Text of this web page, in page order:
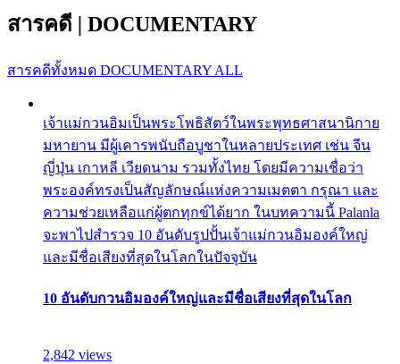
สารคดี | DOCUMENTARY
สารคดีทั้งหมด DOCUMENTARY ALL
เจ้าแม่กวนอิมเป็นพระโพธิสัตว์ในพระพุทธศาสนานิกาย
มหายาน มีผู้เคารพนับถือบูชาในหลายประเทศ เช่น จีน
ญี่ปุ่น เกาหลี เวียดนาม รวมทั้งไทย โดยมีความเชื่อว่า
พระองค์ทรงเป็นสัญลักษณ์แห่งความเมตตา กรุณา และ
ความช่วยเหลือแก่ผู้ตกทุกข์ได้ยาก ในบทความนี้ Palanla
จะพาไปสำรวจ 10 อันดับรูปปั้นเจ้าแม่กวนอิมองค์ใหญ่
และมีชื่อเสียงที่สุดในโลกในปัจจุบัน
10 อันดับกวนอิมองค์ใหญ่และมีชื่อเสียงที่สุดในโลก
2,842 views